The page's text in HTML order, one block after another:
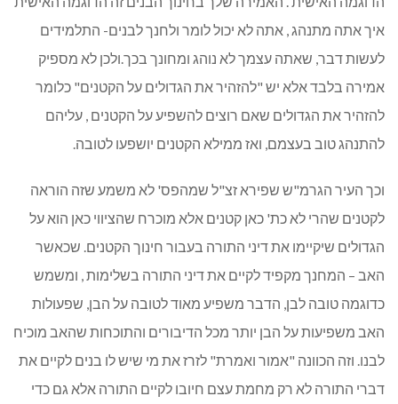
איך אתה מתנהג , אתה לא יכול לומר ולחנך לבנים- התלמידים
לעשות דבר, שאתה עצמך לא נוהג ומחונך בכך.ולכן לא מספיק
אמירה בלבד אלא יש "להזהיר את הגדולים על הקטנים" כלומר
להזהיר את הגדולים שאם רוצים להשפיע על הקטנים , עליהם
להתנהג טוב בעצמם, ואז ממילא הקטנים יושפעו לטובה.
וכך העיר הגרמ"ש שפירא זצ"ל שמהפס' לא משמע שזה הוראה
לקטנים שהרי לא כת' כאן קטנים אלא מוכרח שהציווי כאן הוא על
הגדולים שיקיימו את דיני התורה בעבור חינוך הקטנים. שכאשר
האב – המחנך מקפיד לקיים את דיני התורה בשלימות , ומשמש
כדוגמה טובה לבן, הדבר משפיע מאוד לטובה על הבן, שפעולות
האב משפיעות על הבן יותר מכל הדיבורים והתוכחות שהאב מוכיח
לבנו. וזה הכוונה "אמור ואמרת" לזרז את מי שיש לו בנים לקיים את
דברי התורה לא רק מחמת עצם חיובו לקיים התורה אלא גם כדי